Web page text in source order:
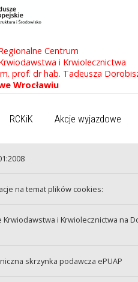
Centrum
i Krwiolecznictwa
prof. dr hab. Tadeusza
Wrocławiu
RCKiK Akcje wyjazdowe
na temat plików cookies:
Krwiodawstwa i Krwiolecznictwa na
skrzynka podawcza ePUAP